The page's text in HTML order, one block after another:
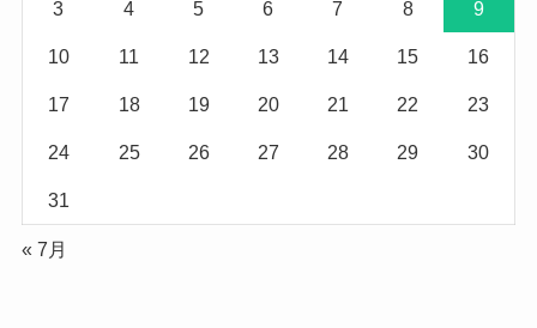
3 4 5 6 7 8 9
10 11 12 13 14 15 16
17 18 19 20 21 22 23
24 25 26 27 28 29 30
31
« 7月